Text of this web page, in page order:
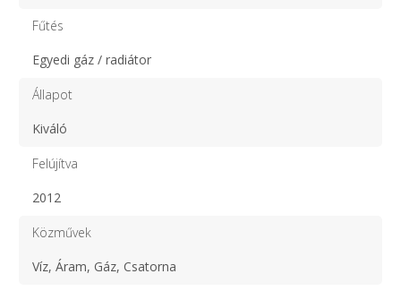
Fűtés
Egyedi gáz / radiátor
Állapot
Kiváló
Felújítva
2012
Közművek
Víz, Áram, Gáz, Csatorna